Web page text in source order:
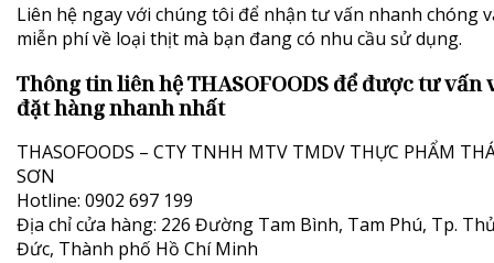
Liên hệ ngay với chúng tôi để nhận tư vấn nhanh chóng
miễn phí về loại thịt mà bạn đang có nhu cầu sử dụng.
Thông tin liên hệ THASOFOODS để được tư vấn
đặt hàng nhanh nhất
THASOFOODS – CTY TNHH MTV TMDV THỰC PHẨM
SƠN
Hotline: 0902 697 199
Địa chỉ cửa hàng: 226 Đường Tam Bình, Tam Phú, Tp.
Đức, Thành phố Hồ Chí Minh